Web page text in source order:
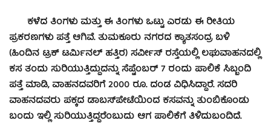
ಕಳೆದ ತಿಂಗಳು ಮತ್ತು ಈ ತಿಂಗಳು ಒಟ್ಟು ಎರಡು ಈ ರೀತಿಯ
ಪ್ರಕರಣಗಳು ಪತ್ತೆ ಆಗಿವೆ. ತುಮಕೂರು ನಗರದ ಕ್ಯಾತಸಂದ್ರ ಬಳಿ
(ಹಿಂದಿನ ಟ್ರಕ್ ಟರ್ಮಿನಲ್ ಹತ್ತಿರ) ಸರ್ವೀಸ್ ರಸ್ತೆಯಲ್ಲಿ ಲಘುವಾಹನದಲ್ಲಿ
ಕಸ ತಂದು ಸುರಿಯುತ್ತಿದ್ದುದನ್ನು ಸೆಪ್ಟೆಂಬರ್ 7 ರಂದು ಪಾಲಿಕೆ ಸಿಬ್ಬಂದಿ
ಪತ್ತೆ ಮಾಡಿ, ವಾಹನದವರಿಗೆ 2000 ರೂ. ದಂಡ ವಿಧಿಸಿದ್ದಾರೆ. ಸದರಿ
ವಾಹನದವರು ಪಕ್ಕದ ಡಾಬಸ್‌ಪೇಟೆಯಿಂದ ಕಸವನ್ನು ತುಂಬಿಕೊಂಡು
ಬಂದು ಇಲ್ಲಿ ಸುರಿಯುತ್ತಿದ್ದರೆಂಬುದು ಆಗ ಪಾಲಿಕೆಗೆ ತಿಳಿದುಬಂದಿದೆ.